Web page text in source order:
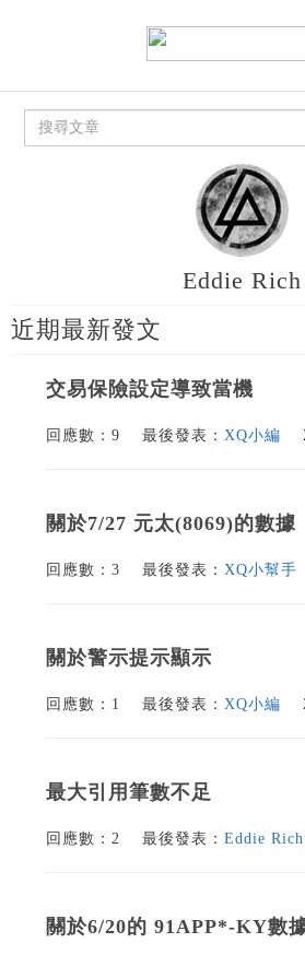
Eddie Rich
近期最新發文
交易保險設定導致當機
回應數：9 最後發表： XQ小編
關於7/27 元太(8069)的數據
回應數：3 最後發表： XQ小幫手
關於警示提示顯示
回應數：1 最後發表： XQ小編
最大引用筆數不足
回應數：2 最後發表： Eddie Rich
關於6/20的 91APP*-KY數